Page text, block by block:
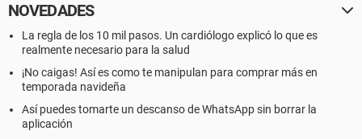
NOVEDADES
La regla de los 10 mil pasos. Un cardiólogo explicó lo que es
realmente necesario para la salud
¡No caigas! Así es como te manipulan para comprar más en
temporada navideña
Así puedes tomarte un descanso de WhatsApp sin borrar la
aplicación